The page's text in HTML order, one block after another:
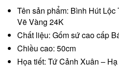
Tên sản phẩm: Bình Hút
Vẽ Vàng 24K
Chất liệu: Gốm sứ cao cấp
Chiều cao: 50cm
Họa tiết: Tứ Cảnh Xuân –